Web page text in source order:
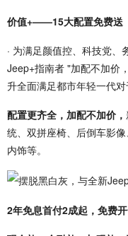
价值+——15大配置免费送
· 为满足颜值控、科技党
Jeep+指南者 "加配不加价
升全面满足都市年轻一代对
配置更齐全，加配不加价，
统、双拼座椅、后倒车影
内饰等。
2年免息首付2成起，免费